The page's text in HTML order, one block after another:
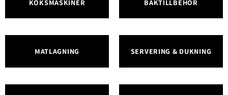
KÖKSMASKINER BAKTILLBEHÖR
MATLAGNING SERVERING & DUKNING